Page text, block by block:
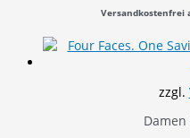
Versandkostenfrei
zzgl.